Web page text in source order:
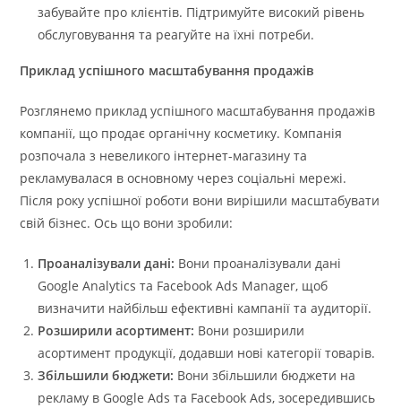
забувайте про клієнтів. Підтримуйте високий рівень
обслуговування та реагуйте на їхні потреби.
Приклад успішного масштабування продажів
Розглянемо приклад успішного масштабування продажів
компанії, що продає органічну косметику. Компанія
розпочала з невеликого інтернет-магазину та
рекламувалася в основному через соціальні мережі.
Після року успішної роботи вони вирішили масштабувати
свій бізнес. Ось що вони зробили:
Проаналізували дані: Вони проаналізували дані
Google Analytics та Facebook Ads Manager, щоб
визначити найбільш ефективні кампанії та аудиторії.
Розширили асортимент: Вони розширили
асортимент продукції, додавши нові категорії товарів.
Збільшили бюджети: Вони збільшили бюджети на
рекламу в Google Ads та Facebook Ads, зосередившись